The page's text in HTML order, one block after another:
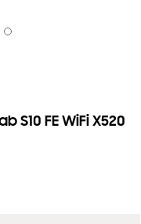
S10 FE WiFi X520